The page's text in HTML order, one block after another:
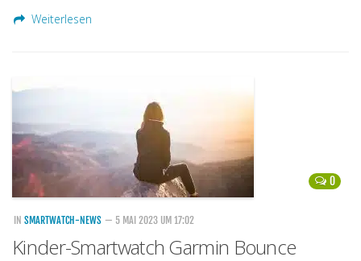
Weiterlesen
0
IN SMARTWATCH-NEWS — 5 MAI 2023 UM 17:02
Kinder-Smartwatch Garmin Bounce